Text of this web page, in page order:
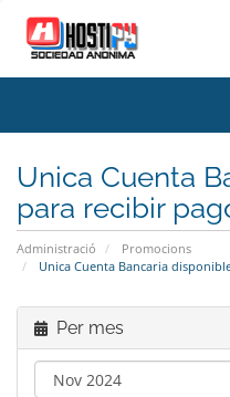
Unica Cuenta
para recibir
Administració
Promocions
Unica Cuenta Bancaria
Per mes